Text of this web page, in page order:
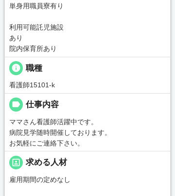
単身用職員寮有り
利用可能託児施設
あり
院内保育所あり
info 職種
看護師15101-k
label 仕事内容
ママさん看護師活躍中です。
病院見学随時開催しております。
お気軽にご連絡下さい。
portrait 求める人材
雇用期間の定めなし